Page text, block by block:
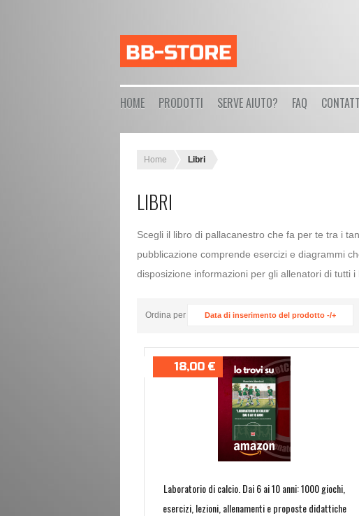
HOME PRODOTTI SERVE AIUTO? FAQ
Home Libri
LIBRI
Scegli il libro di pallacanestro che fa per te tra i
pubblicazione comprende esercizi e diagrammi
disposizione informazioni per gli allenatori di tutti i
Ordina per Data di inserimento del prodotto -/+
18,00 €
Laboratorio di calcio. Dai 6 ai 10 anni: 1000 giochi,
esercizi, lezioni, allenamenti e proposte didattiche